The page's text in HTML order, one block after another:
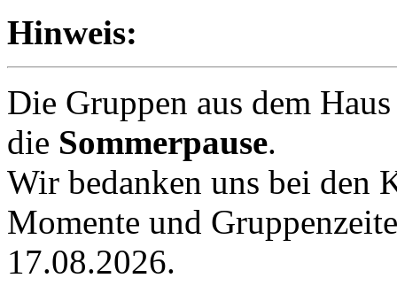
Hinweis:
Die Gruppen aus dem
die Sommerpause.
Wir bedanken uns bei den
Momente und
17.08.2026.